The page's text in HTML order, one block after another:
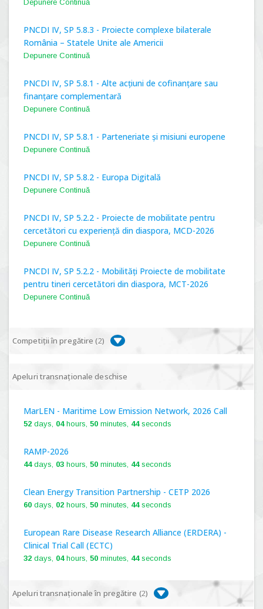
Depunere Continuă
PNCDI IV, SP 5.8.3 - Proiecte complexe bilaterale
România – Statele Unite ale Americii
Depunere Continuă
PNCDI IV, SP 5.8.1 - Alte acțiuni de cofinanțare sau
finanțare complementară
Depunere Continuă
PNCDI IV, SP 5.8.1 - Parteneriate și misiuni europene
Depunere Continuă
PNCDI IV, SP 5.8.2 - Europa Digitală
Depunere Continuă
PNCDI IV, SP 5.2.2 - Proiecte de mobilitate pentru
cercetători cu experiență din diaspora, MCD-2026
Depunere Continuă
PNCDI IV, SP 5.2.2 - Mobilități Proiecte de mobilitate
pentru tineri cercetători din diaspora, MCT-2026
Depunere Continuă
Competiții în pregătire (2)
PNCDI IV, P 5.1 - Proiecte Complexe de Cercetare de
PNCDI IV, SP 5.6.1 - Provocări - Schimbare, PPS2024
Apeluri transnaționale deschise
MarLEN - Maritime Low Emission Network, 2026 Call
52 days, 04hours, 50 minutes, 43seconds
RAMP-2026
44days, 03 hours, 50 minutes, 43seconds
Clean Energy Transition Partnership - CETP 2026
60 days, 02 hours, 50 minutes, 43seconds
European Rare Disease Research Alliance (ERDERA) -
Clinical Trial Call (ECTC)
32 days, 04hours, 50 minutes, 43seconds
Apeluri transnaționale în pregătire (2)